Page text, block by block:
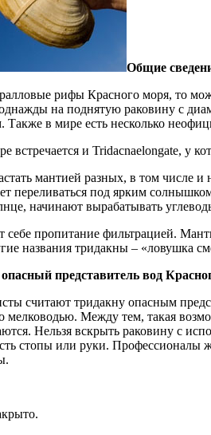
Общие
рифы Красного моря, то
на поднятую раковину с
Также в мире есть несколько
встречается и Tridacnaelongate, у
мантией разных, в том числе
переливаться под ярким
начинают вырабатывать
пропитание фильтрацией.
названия тридакны – «ловушка
представитель вод
считают тридакну опасным
мелководью. Между тем, такая
Нельзя вскрыть раковину с
стопы или руки. Профессионалы